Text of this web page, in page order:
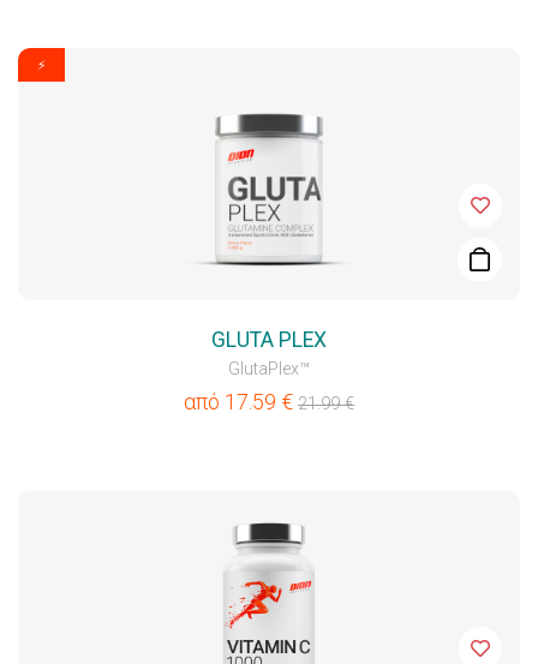
⚡
GLUTA PLEX
GlutaPlex™
από 17.59 € 21.99€